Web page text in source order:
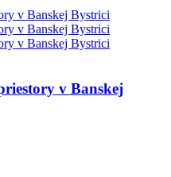
v Banskej